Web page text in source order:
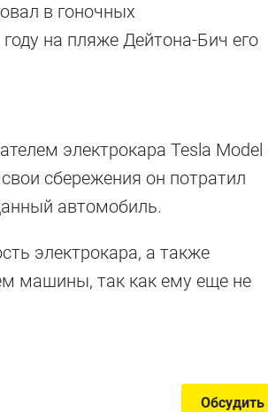
в гоночных
на пляже Дейтона-Бич его
электрокара Tesla Model
сбережения он потратил
автомобиль.
электрокара, а также
машины, так как ему еще не
Обсудить